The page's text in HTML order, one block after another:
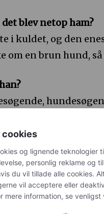
blev netop ham?
i kuldet, og den
om en brun hund,
få fat i, der ligger
så madglad. Han
cookies
og lignende teknologier
personlig reklame og
du vil tillade alle cookies.
vil acceptere eller
mere information, se venligst